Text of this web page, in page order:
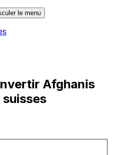
le menu
Afghanis